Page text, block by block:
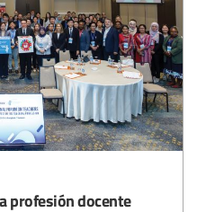
profesión docente